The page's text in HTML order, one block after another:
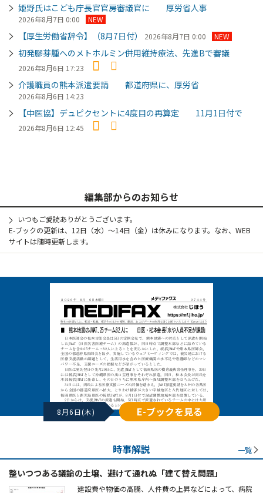
姫野氏はこども庁長官官房審議官に 厚労省人事
2026年8月7日 0:00 NEW
【厚生労働省辞令】（8月7日付） 2026年8月7日 0:00 NEW
初発膠芽腫へのメトホルミン併用維持療法、先進Bで審議
2026年8月6日 17:23
介護職員の熊本派遣要請 都道府県に、厚労省
2026年8月6日 14:23
【中医協】デュピクセントに4度目の再算定 11月1日付で
2026年8月6日 12:45
編集部からのお知らせ
いつもご愛読ありがとうございます。
E-ブックの更新は、12日（水）～14日（金）は休みになります。なお、WEB
サイトは随時更新します。
8月6日(木) E-ブックを見る
時事解説 一覧
整いつつある議論の土壌、避けて通れぬ「建て替え問題」
建設費や物価の高騰、人件費の上昇などによって、病院